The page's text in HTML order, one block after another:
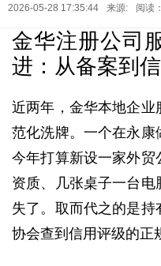
2026-05-28 17:35:44 来源: 阅读
金华注册公司
进：从备案到
近两年，金华本地企
范化洗牌。一个在永康
今年打算新设一家外
资质、几张桌子一台
失了。取而代之的是
协会查到信用评级的正